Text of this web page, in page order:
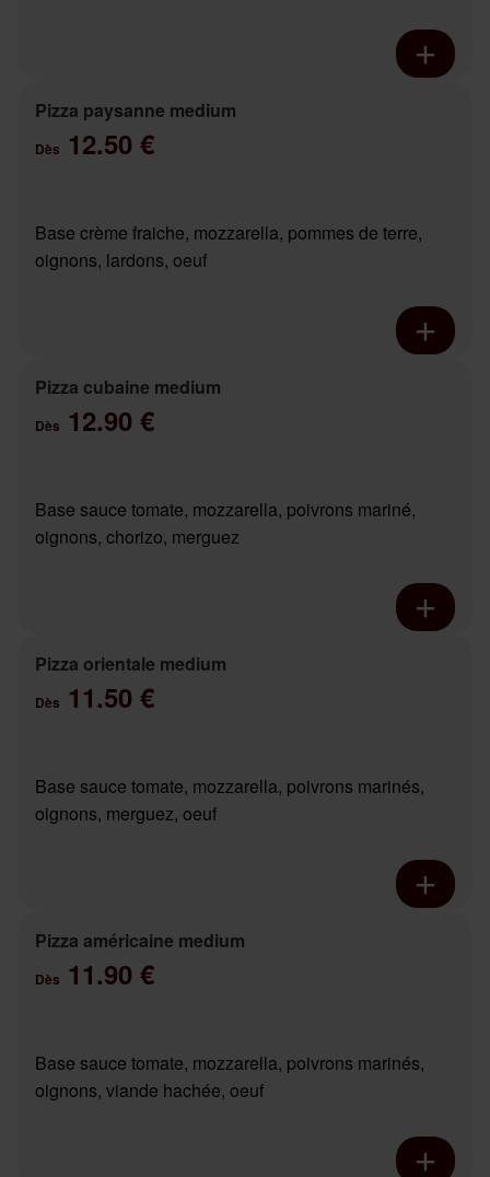
Pizza paysanne medium
Dès 12.50 €
Base crème fraiche, mozzarella, pommes de terre,
oignons, lardons, oeuf
Pizza cubaine medium
Dès 12.90 €
Base sauce tomate, mozzarella, poivrons mariné,
oignons, chorizo, merguez
Pizza orientale medium
Dès 11.50 €
Base sauce tomate, mozzarella, poivrons marinés,
oignons, merguez, oeuf
Pizza américaine medium
Dès 11.90 €
Base sauce tomate, mozzarella, poivrons marinés,
oignons, viande hachée, oeuf